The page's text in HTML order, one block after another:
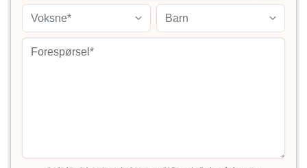
Voksne* Barn